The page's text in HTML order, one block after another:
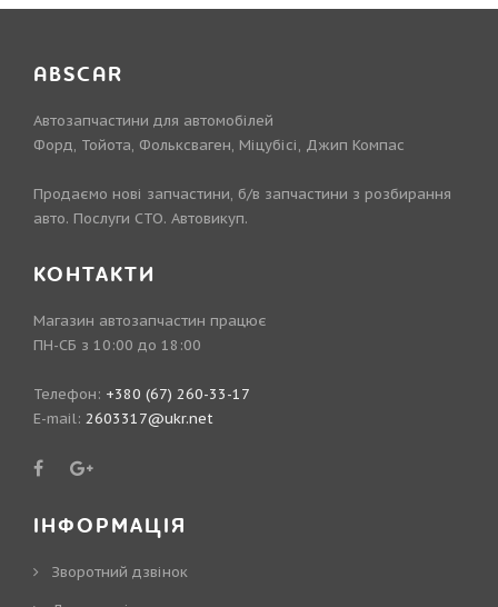
ABSCAR
Автозапчастини для автомобілей
Форд, Тойота, Фольксваген, Міцубісі, Джип Компас
Продаємо нові запчастини, б/в запчастини з розбирання
авто. Послуги СТО. Автовикуп.
КОНТАКТИ
Магазин автозапчастин працює
ПН-СБ з 10:00 до 18:00
Телефон: +380 (67) 260-33-17
E-mail: 2603317@ukr.net
ІНФОРМАЦІЯ
Зворотний дзвінок